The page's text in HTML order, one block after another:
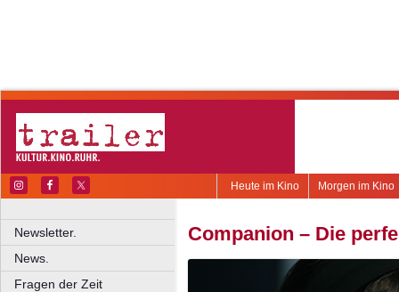
Morgen im Kino
Heute im Kino
Newsletter.
News.
Fragen der Zeit
Companion – Die